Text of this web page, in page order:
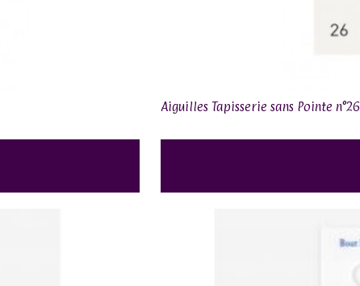
Aiguilles Tapisserie sans Pointe n°26